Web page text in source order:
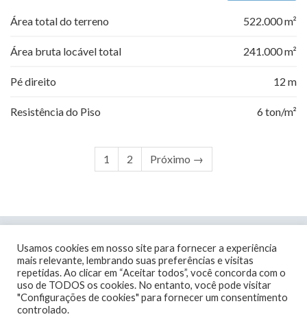
Área total do terreno 522.000 m²
Área bruta locável total 241.000 m²
Pé direito 12 m
Resistência do Piso 6 ton/m²
1 2 Próximo →
Usamos cookies em nosso site para fornecer a experiência
mais relevante, lembrando suas preferências e visitas
repetidas. Ao clicar em “Aceitar todos”, você concorda com o
uso de TODOS os cookies. No entanto, você pode visitar
"Configurações de cookies" para fornecer um consentimento
controlado.